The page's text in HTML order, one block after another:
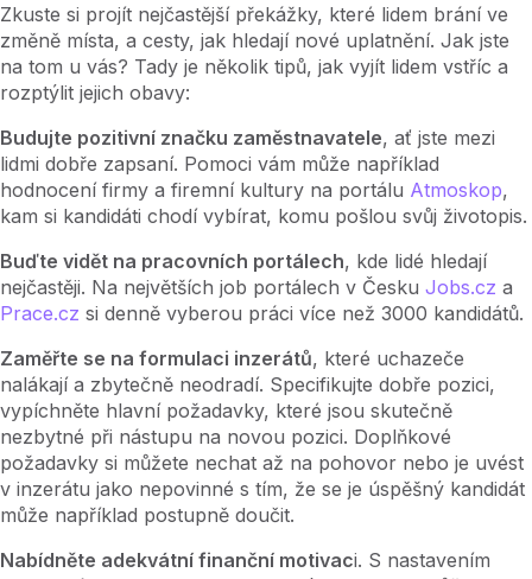
Zkuste si projít nejčastější překážky, které lidem brání ve
změně místa, a cesty, jak hledají nové uplatnění. Jak jste
na tom u vás? Tady je několik tipů, jak vyjít lidem vstříc a
rozptýlit jejich obavy:
Budujte pozitivní značku zaměstnavatele, ať jste mezi
lidmi dobře zapsaní. Pomoci vám může například
hodnocení firmy a firemní kultury na portálu Atmoskop,
kam si kandidáti chodí vybírat, komu pošlou svůj životopis.
Buďte vidět na pracovních portálech, kde lidé hledají
nejčastěji. Na největších job portálech v Česku Jobs.cz a
Prace.cz si denně vyberou práci více než 3000 kandidátů.
Zaměřte se na formulaci inzerátů, které uchazeče
nalákají a zbytečně neodradí. Specifikujte dobře pozici,
vypíchněte hlavní požadavky, které jsou skutečně
nezbytné při nástupu na novou pozici. Doplňkové
požadavky si můžete nechat až na pohovor nebo je uvést
v inzerátu jako nepovinné s tím, že se je úspěšný kandidát
může například postupně doučit.
Nabídněte adekvátní finanční motivaci. S nastavením